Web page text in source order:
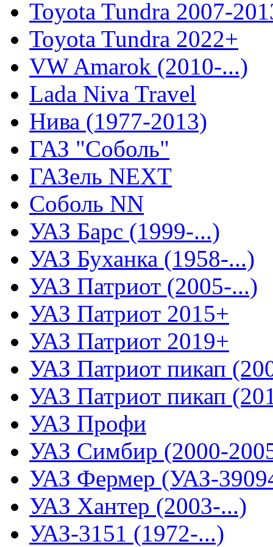
Toyota Tundra 2007-
Toyota Tundra 2022+
VW Amarok (2010-...)
Lada Niva Travel
Нива (1977-2013)
ГАЗ "Соболь"
ГАЗель NEXT
Соболь NN
УАЗ Барс (1999-...)
УАЗ Буханка (1958-...)
УАЗ Патриот (2005-...)
УАЗ Патриот 2015+
УАЗ Патриот 2019+
УАЗ Патриот пикап
УАЗ Патриот пикап
УАЗ Профи
УАЗ Симбир (2000-
УАЗ Фермер (УАЗ-
УАЗ Хантер (2003-...)
УАЗ-3151 (1972-...)